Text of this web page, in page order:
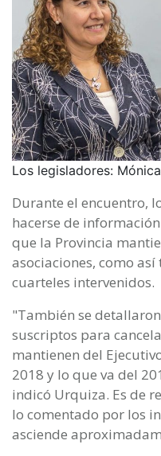
Los legisladores:
Durante el encuentro,
hacerse de
que la Provincia
asociaciones, como
cuarteles intervenidos.
"También se
suscriptos para
mantienen del
2018 y lo que va del
indicó Urquiza. Es de
lo comentado por los
asciende